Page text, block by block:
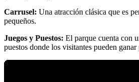
Carrusel: Una atracción clásica que es
pequeños.
Juegos y Puestos: El parque cuenta con
puestos donde los visitantes pueden